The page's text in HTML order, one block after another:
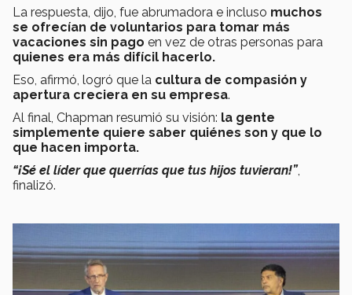
La respuesta, dijo, fue abrumadora e incluso muchos
se ofrecían de voluntarios para tomar más
vacaciones sin pago en vez de otras personas para
quienes era más difícil hacerlo.
Eso, afirmó, logró que la cultura de compasión y
apertura creciera en su empresa.
Al final, Chapman resumió su visión: la gente
simplemente quiere saber quiénes son y que lo
que hacen importa.
“¡Sé el líder que querrías que tus hijos tuvieran!”,
finalizó.